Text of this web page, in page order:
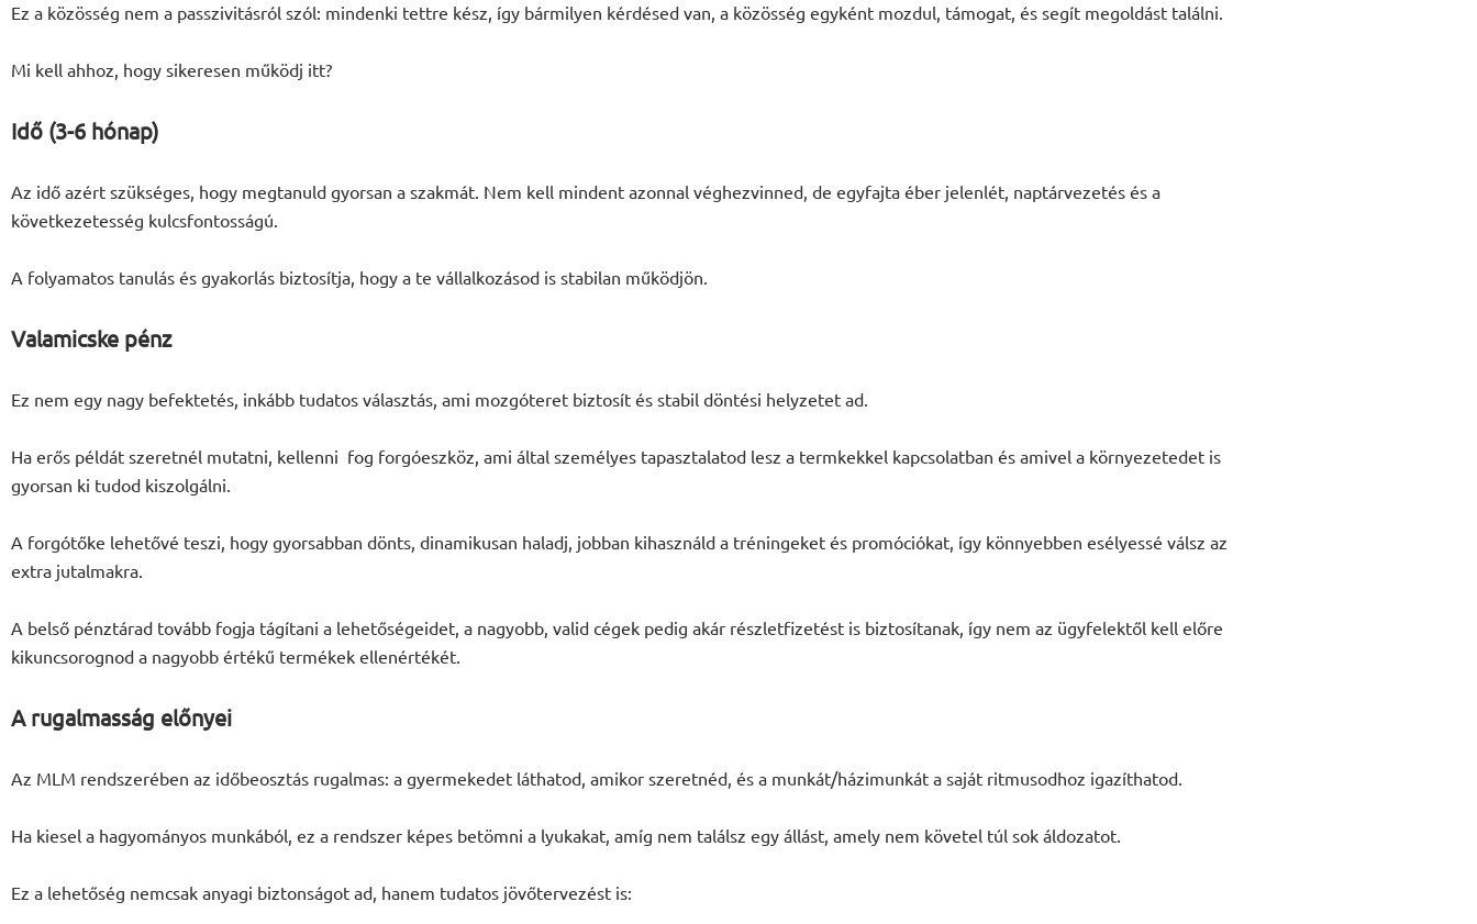
Ez a közösség nem a passzivitásról szól: mindenki tettre kész, így bármilyen kérdésed van, a közösség egyként mozdul, támogat, és segít megoldást találni.
Mi kell ahhoz, hogy sikeresen működj itt?
Idő (3-6 hónap)
Az idő azért szükséges, hogy megtanuld gyorsan a szakmát. Nem kell mindent azonnal véghezvinned, de egyfajta éber jelenlét, naptárvezetés és a
következetesség kulcsfontosságú.
A folyamatos tanulás és gyakorlás biztosítja, hogy a te vállalkozásod is stabilan működjön.
Valamicske pénz
Ez nem egy nagy befektetés, inkább tudatos választás, ami mozgóteret biztosít és stabil döntési helyzetet ad.
Ha erős példát szeretnél mutatni, kellenni fog forgóeszköz, ami által személyes tapasztalatod lesz a termkekkel kapcsolatban és amivel a környezetedet is
gyorsan ki tudod kiszolgálni.
A forgótőke lehetővé teszi, hogy gyorsabban dönts, dinamikusan haladj, jobban kihasználd a tréningeket és promóciókat, így könnyebben esélyessé válsz az
extra jutalmakra.
A belső pénztárad tovább fogja tágítani a lehetőségeidet, a nagyobb, valid cégek pedig akár részletfizetést is biztosítanak, így nem az ügyfelektől kell előre
kikuncsorognod a nagyobb értékű termékek ellenértékét.
A rugalmasság előnyei
Az MLM rendszerében az időbeosztás rugalmas: a gyermekedet láthatod, amikor szeretnéd, és a munkát/házimunkát a saját ritmusodhoz igazíthatod.
Ha kiesel a hagyományos munkából, ez a rendszer képes betömni a lyukakat, amíg nem találsz egy állást, amely nem követel túl sok áldozatot.
Ez a lehetőség nemcsak anyagi biztonságot ad, hanem tudatos jövőtervezést is: